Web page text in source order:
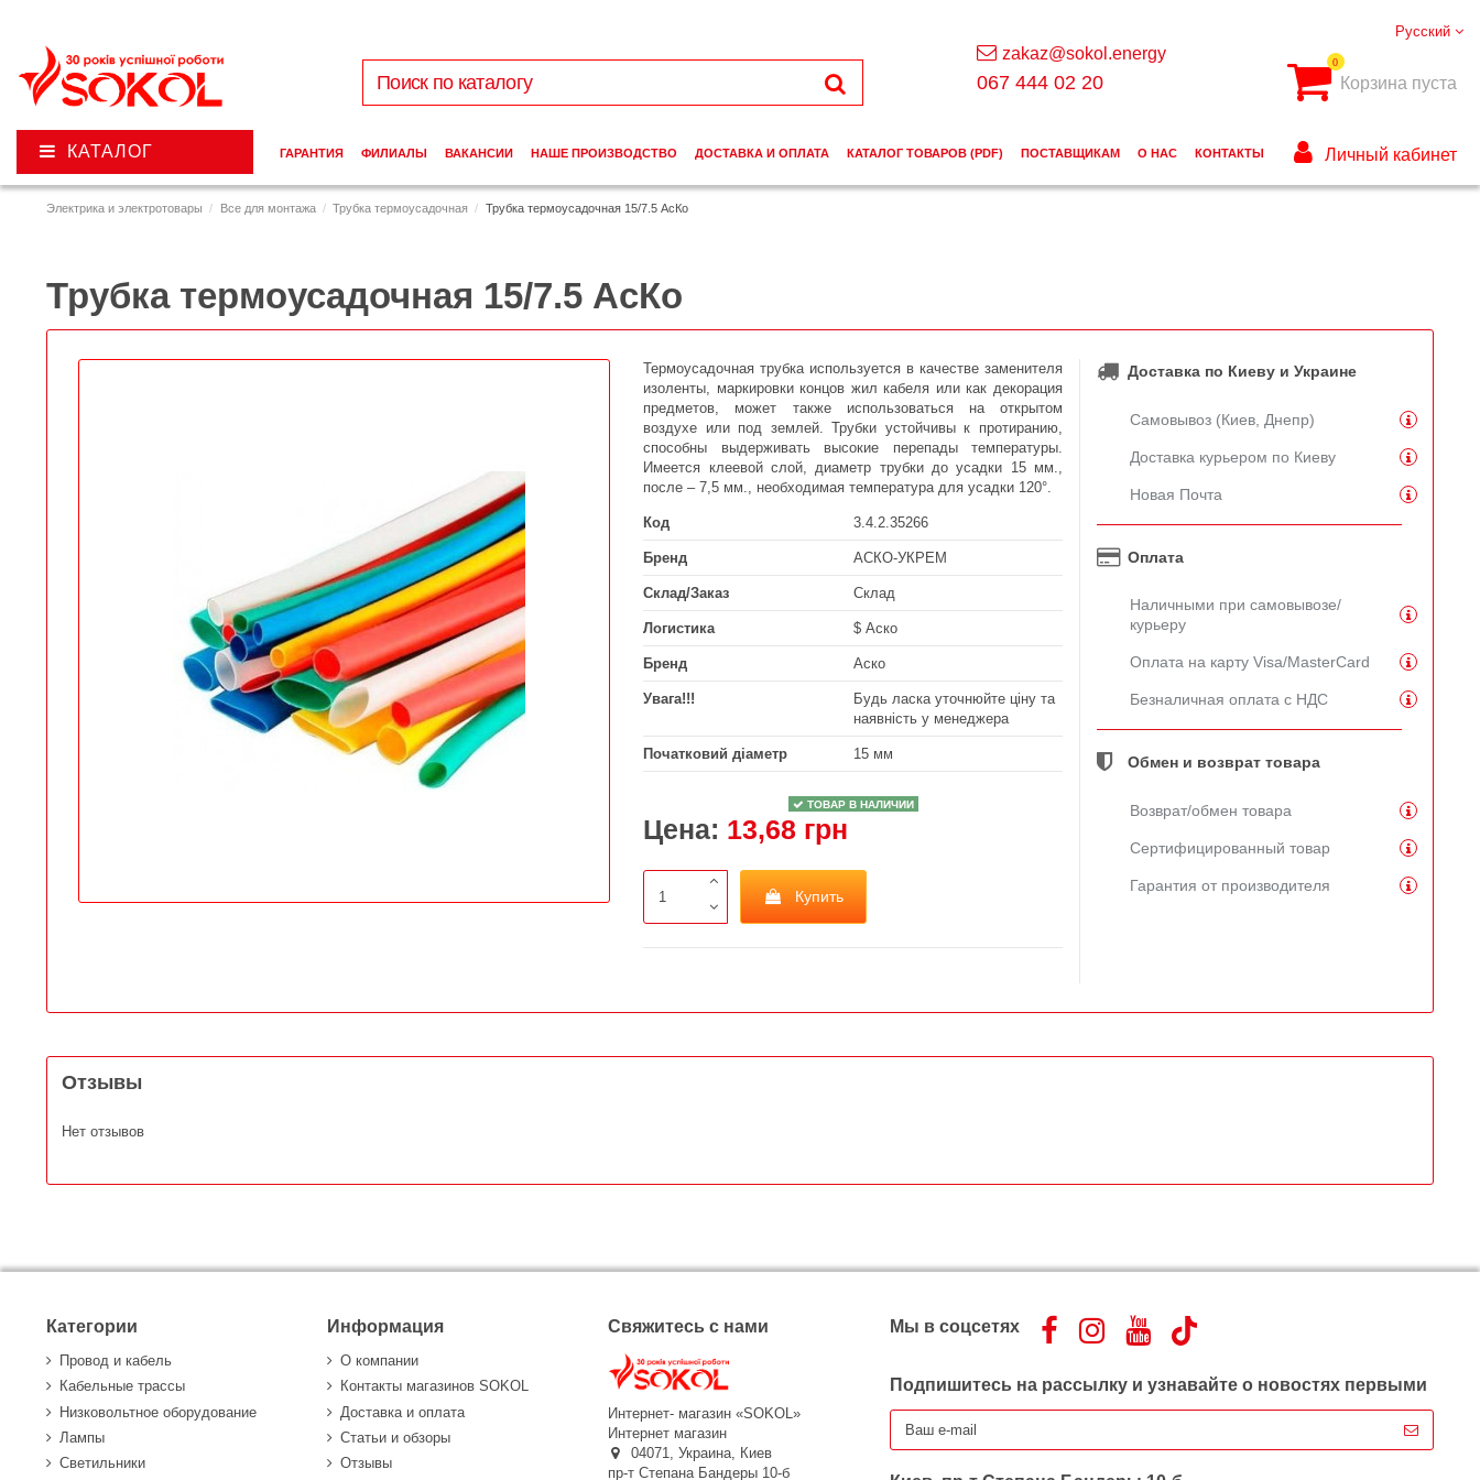
Электрика и электротовары Все для монтажа Трубка термоусадочная Трубка термоусадочная 15/7.5 АсКо
Трубка термоусадочная 15/7.5 АсКо
Термоусадочная трубка используется в качестве заменителя
изоленты, маркировки концов жил кабеля или как декорация
предметов, может также использоваться на открытом
воздухе или под землей.Трубки устойчивы к протиранию,
способны выдерживать высокие перепады температуры.
Имеется клеевой слой, диаметр трубки до усадки 15 мм.,
после – 7,5 мм., необходимая температура для усадки 120°.
Код 3.4.2.35266
Бренд АСКО-УКРЕМ
Склад/Заказ Склад
Логистика $ Аско
Бренд Аско
Увага!!!
Будь ласка уточнюйте ціну та
наявність у менеджера
Початковий діаметр 15 мм
ТОВАР В НАЛИЧИИ
Цена: 13,68 грн
Купить
Доставка по Киеву и Украине
Самовывоз (Киев, Днепр)
Доставка курьером по Киеву
Новая Почта
Оплата
Наличными при самовывозе/
курьеру
Оплата на карту Visa/MasterCard
Безналичная оплата с НДС
Обмен и возврат товара
Возврат/обмен товара
Сертифицированный товар
Гарантия от производителя
Отзывы
Нет отзывов
Русский
zakaz@sokol.energy
067 444 02 20
0
Корзина пуста
КАТАЛОГ ГАРАНТИЯ ФИЛИАЛЫ ВАКАНСИИ НАШЕ ПРОИЗВОДСТВО ДОСТАВКА И ОПЛАТА КАТАЛОГ ТОВАРОВ (PDF) ПОСТАВЩИКАМ О НАС КОНТАКТЫ Личный кабинет
Категории
Провод и кабель
Кабельные трассы
Низковольтное оборудование
Лампы
Светильники
Информация
О компании
Контакты магазинов SOKOL
Доставка и оплата
Статьи и обзоры
Отзывы
Свяжитесь с нами
Интернет- магазин «SOKOL»
Интернет магазин
04071,Украина, Киев
пр-т Степана Бандеры 10-б
Мы в соцсетях
Подпишитесь на рассылку и узнавайте о новостях первыми